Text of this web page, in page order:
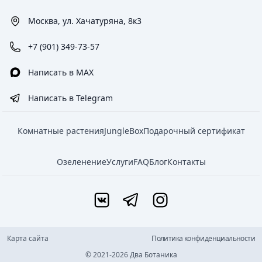
Москва, ул. Хачатуряна, 8к3
+7 (901) 349-73-57
Написать в MAX
Написать в Telegram
Комнатные растенияJungleBoxПодарочный сертификат
ОзеленениеУслугиFAQБлогКонтакты
Карта сайта
Политика конфиденциальности
© 2021-2026 Два Ботаника